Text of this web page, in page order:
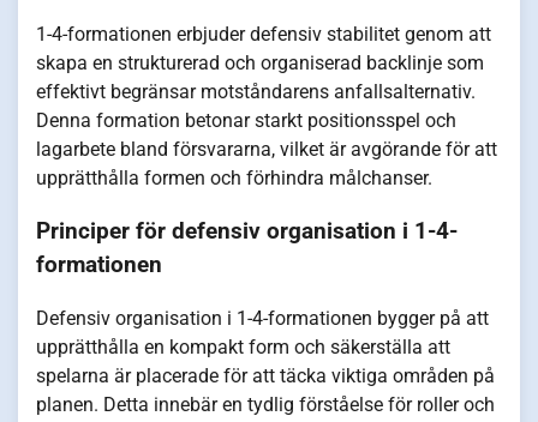
1-4-formationen erbjuder defensiv stabilitet genom att
skapa en strukturerad och organiserad backlinje som
effektivt begränsar motståndarens anfallsalternativ.
Denna formation betonar starkt positionsspel och
lagarbete bland försvararna, vilket är avgörande för att
upprätthålla formen och förhindra målchanser.
Principer för defensiv organisation i 1-4-
formationen
Defensiv organisation i 1-4-formationen bygger på att
upprätthålla en kompakt form och säkerställa att
spelarna är placerade för att täcka viktiga områden på
planen. Detta innebär en tydlig förståelse för roller och